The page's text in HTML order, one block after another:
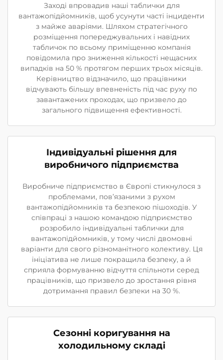
Заході впровадив наші таблички для
вантажопідйомників, щоб усунути часті інциденти
з майже аваріями. Шляхом стратегічного
розміщення попереджувальних і навідних
табличок по всьому приміщенню компанія
повідомила про зниження кількості нещасних
випадків на 50 % протягом перших трьох місяців.
Керівництво відзначило, що працівники
відчувають більшу впевненість під час руху по
завантажених проходах, що призвело до
загального підвищення ефективності.
Індивідуальні рішення для
виробничого підприємства
Виробниче підприємство в Європі стикнулося з
проблемами, пов’язаними з рухом
вантажопідйомників та безпекою пішоходів. У
співпраці з нашою командою підприємство
розробило індивідуальні таблички для
вантажопідйомників, у тому числі двомовні
варіанти для свого різноманітного колективу. Ця
ініціатива не лише покращила безпеку, а й
сприяла формуванню відчуття спільноти серед
працівників, що призвело до зростання рівня
дотримання правил безпеки на 30 %.
Сезонні коригування на
холодильному складі